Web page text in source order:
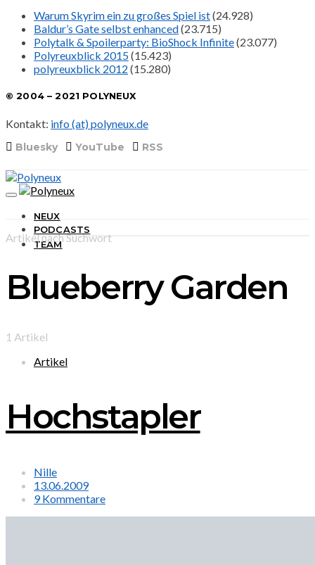
Warum Skyrim ein zu großes Spiel ist(24.928)
Baldur’s Gate selbst enhanced(23.715)
Polytalk & Spoilerparty: BioShock Infinite(23.077)
Polyreuxblick 2015(15.423)
polyreuxblick 2012 (15.280)
© 2004 – 2021 POLYNEUX
Kontakt: info (at) polyneux.de
Bluesky YouTube RSS
NEUX
PODCASTS
TEAM
Artikel nach Suchwort
Blueberry Garden
1 Artikel
Artikel
Hochstapler
Nille
13.06.2009
9 Kommentare